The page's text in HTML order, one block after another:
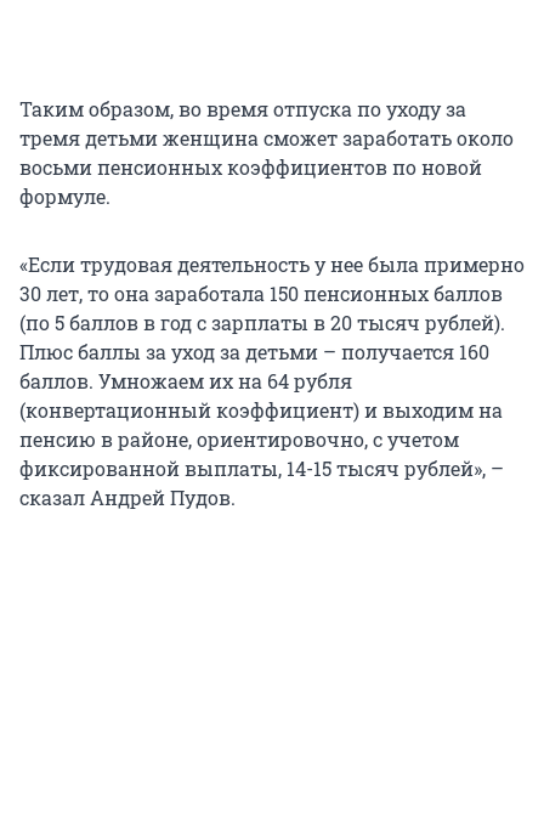
Таким образом, во время отпуска по уходу за
тремя детьми женщина сможет заработать около
восьми пенсионных коэффициентов по новой
формуле.
«Если трудовая деятельность у нее была примерно
30 лет, то она заработала 150 пенсионных баллов
(по 5 баллов в год с зарплаты в 20 тысяч рублей).
Плюс баллы за уход за детьми – получается 160
баллов. Умножаем их на 64 рубля
(конвертационный коэффициент) и выходим на
пенсию в районе, ориентировочно, с учетом
фиксированной выплаты, 14-15 тысяч рублей», –
сказал Андрей Пудов.